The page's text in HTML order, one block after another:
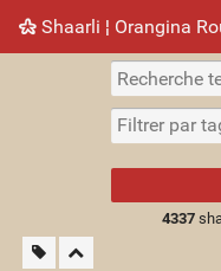
Shaarli ¦ Orangina
Nuage de tags Mur
4337